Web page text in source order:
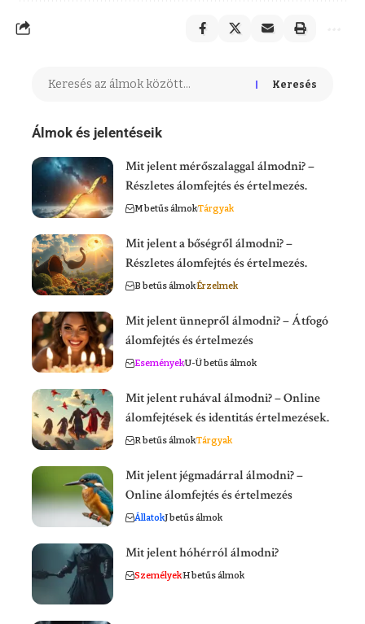
Keresés
Álmok és jelentéseik
Mit jelent mérőszalaggal álmodni? –
Részletes álomfejtés és értelmezés.
M betűs álmokTárgyak
Mit jelent a bőségről álmodni? –
Részletes álomfejtés és értelmezés.
B betűs álmokÉrzelmek
Mit jelent ünnepről álmodni? – Átfogó
álomfejtés és értelmezés
EseményekU-Ü betűs álmok
Mit jelent ruhával álmodni? – Online
álomfejtések és identitás értelmezések.
R betűs álmokTárgyak
Mit jelent jégmadárral álmodni? –
Online álomfejtés és értelmezés
ÁllatokJ betűs álmok
Mit jelent hóhérról álmodni?
SzemélyekH betűs álmok